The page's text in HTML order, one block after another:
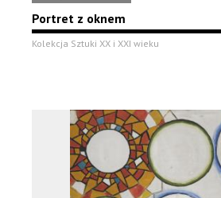
Portret z oknem
Kolekcja Sztuki XX i XXI wieku